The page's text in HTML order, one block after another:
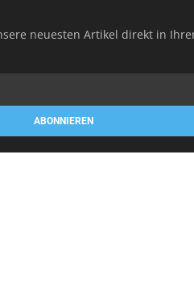
neuesten Artikel direkt in
ABONNIEREN